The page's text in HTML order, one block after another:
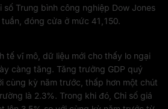
số Trung bình công nghiệp Dow Jones
đóng cửa ở mức 41,150.
tế vĩ mô, dữ liệu mới cho thấy lo ngại
càng tăng. Tăng trưởng GDP quý
cùng kỳ năm trước, thấp hơn một chút
là 2.3%. Trong khi đó, Chỉ số giá